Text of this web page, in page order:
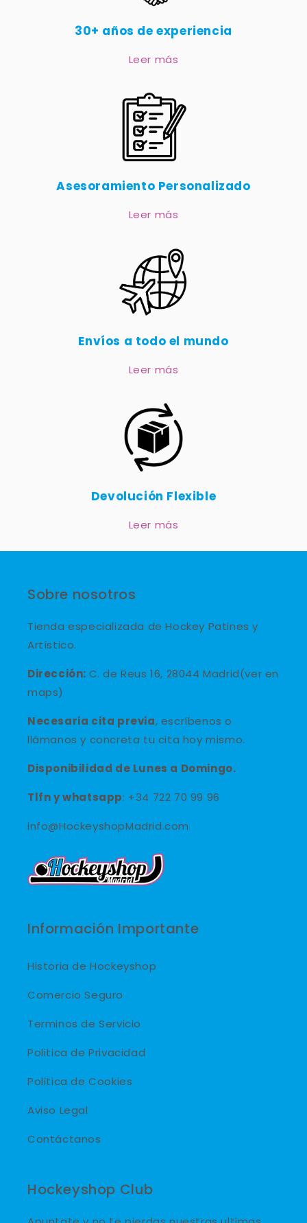
30+ años de experiencia
Leer más
Asesoramiento Personalizado
Leer más
Envíos a todo el mundo
Leer más
Devolución Flexible
Leer más
Sobre nosotros
Tienda especializada de Hockey Patines y
Artístico.
Dirección: C. de Reus 16, 28044 Madrid(ver en
maps)
Necesaria cita previa, escríbenos o
llámanos y concreta tu cita hoy mismo.
Disponibilidad de Lunes a Domingo.
Tlfn ywhatsapp: +34 722 70 99 96
info@HockeyshopMadrid.com
Información Importante
Historia de Hockeyshop
Comercio Seguro
Terminos de Servicio
Politica de Privacidad
Politica de Cookies
Aviso Legal
Contáctanos
Hockeyshop Club